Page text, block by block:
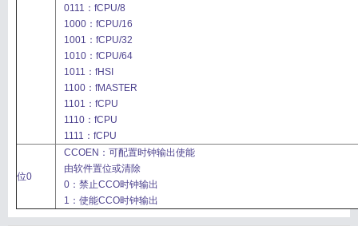
0111：fCPU/8
1000：fCPU/16
1001：fCPU/32
1010：fCPU/64
1011：fHSI
1100：fMASTER
1101：fCPU
1110：fCPU
1111：fCPU
位0
CCOEN：可配置时钟输出使能
由软件置位或清除
0：禁止CCO时钟输出
1：使能CCO时钟输出